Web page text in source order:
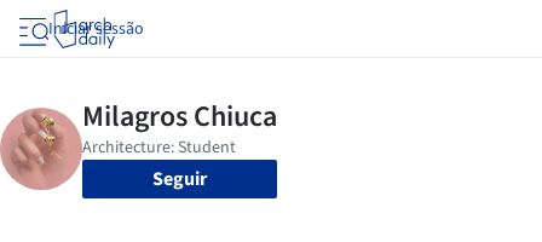
Iniciar sessão
Seguir